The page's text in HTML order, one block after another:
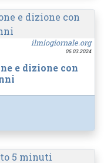
ilmiogiornale.org
06.03.2024
e dizione con